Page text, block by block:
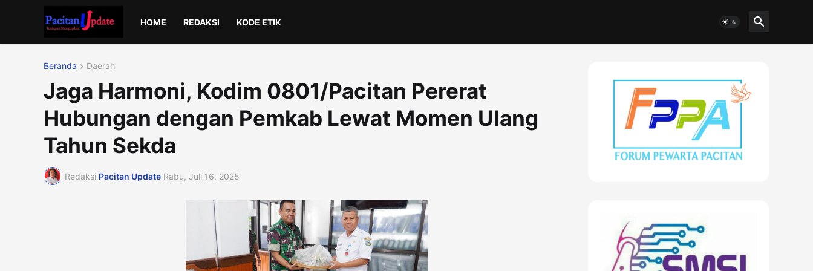
HOME REDAKSI KODE ETIK
Beranda Daerah
Jaga Harmoni, Kodim 0801/Pacitan Pererat
Hubungan dengan Pemkab Lewat Momen Ulang
Tahun Sekda
Redaksi Pacitan Update Rabu, Juli 16, 2025